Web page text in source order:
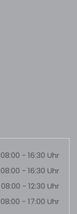
08:00 - 16:30 Uhr
08:00 - 16:30 Uhr
08:00 - 12:30 Uhr
08:00 - 17:00 Uhr